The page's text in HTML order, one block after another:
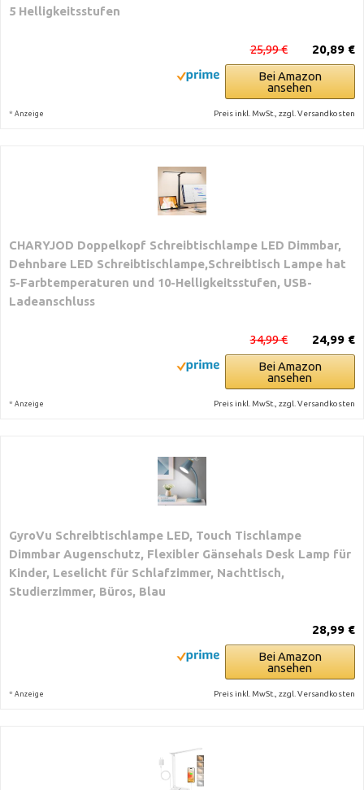
5 Helligkeitsstufen
20,89 €
25,99 €
Bei Amazon
ansehen
* Anzeige Preis inkl. MwSt., zzgl. Versandkosten
CHARYJOD Doppelkopf Schreibtischlampe LED Dimmbar,
Dehnbare LED Schreibtischlampe,Schreibtisch Lampe hat
5-Farbtemperaturen und 10-Helligkeitsstufen, USB-
Ladeanschluss
24,99 €
34,99 €
Bei Amazon
ansehen
* Anzeige Preis inkl. MwSt., zzgl. Versandkosten
GyroVu Schreibtischlampe LED, Touch Tischlampe
Dimmbar Augenschutz, Flexibler Gänsehals Desk Lamp für
Kinder, Leselicht für Schlafzimmer, Nachttisch,
Studierzimmer, Büros, Blau
28,99 €
Bei Amazon
ansehen
* Anzeige Preis inkl. MwSt., zzgl. Versandkosten